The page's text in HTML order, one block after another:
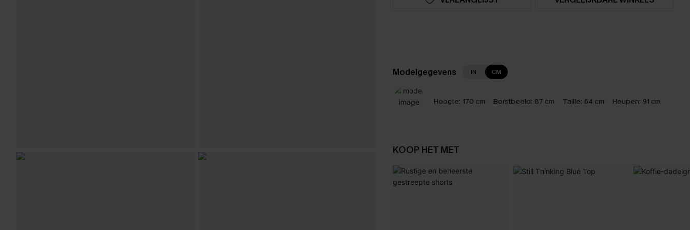
Modelgegevens IN CM
Hoogte: 170 cm Borstbeeld: 87 cm Taille: 64 cm Heupen: 91 cm
KOOP HET MET